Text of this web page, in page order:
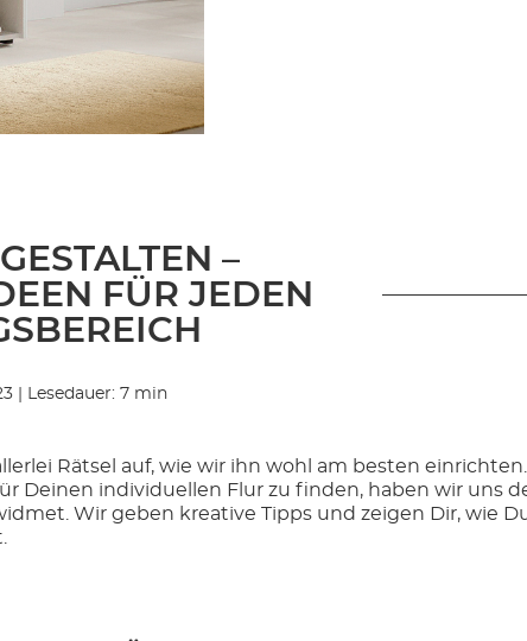
–
FÜR JEDEN
| Lesedauer: 7 min
Rätsel auf, wie wir ihn wohl am besten einrichten.
Deinen individuellen Flur zu finden, haben wir uns
Wir geben kreative Tipps und zeigen Dir, wie